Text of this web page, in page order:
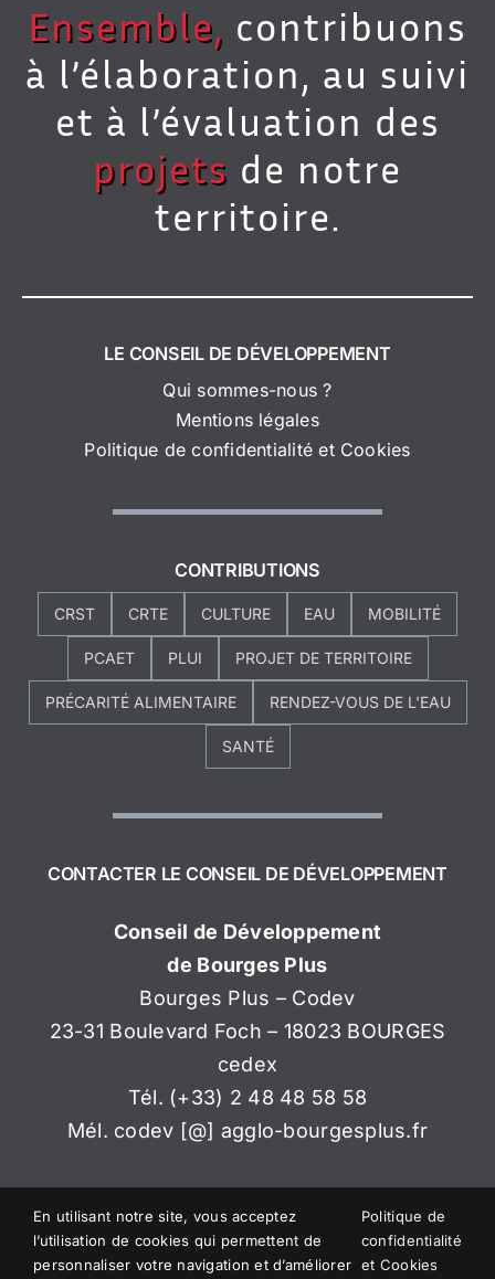
Ensemble, contribuons
à l’élaboration, au suivi
et à l’évaluation des
projets de notre
territoire.
LE CONSEIL DE DÉVELOPPEMENT
Qui sommes-nous ?
Mentions légales
Politique de confidentialité et Cookies
CONTRIBUTIONS
CRST CRTE CULTURE EAU MOBILITÉ
PCAET PLUI PROJET DE TERRITOIRE
PRÉCARITÉ ALIMENTAIRE RENDEZ-VOUS DE L'EAU
SANTÉ
CONTACTER LE CONSEIL DE DÉVELOPPEMENT
Conseil de Développement
de Bourges Plus
Bourges Plus – Codev
23-31 Boulevard Foch – 18023 BOURGES
cedex
Tél. (+33) 2 48 48 58 58
Mél. codev [@] agglo-bourgesplus.fr
En utilisant notre site, vous acceptez
l’utilisation de cookies qui permettent de
personnaliser votre navigation et d’améliorer
Politique de
confidentialité
et Cookies